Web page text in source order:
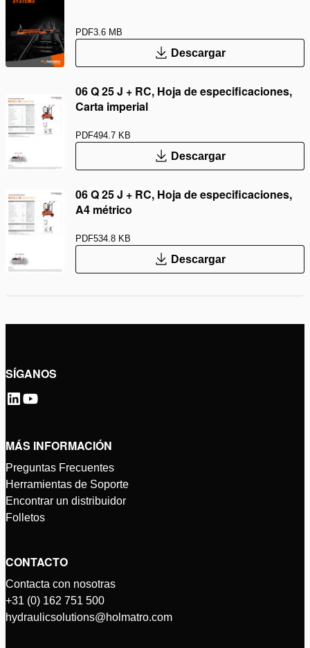
PDF3.6 MB
Descargar
06 Q 25 J + RC, Hoja de especificaciones,
Carta imperial
PDF494.7 KB
Descargar
06 Q 25 J + RC, Hoja de especificaciones,
A4 métrico
PDF534.8 KB
Descargar
SÍGANOS
MÁS INFORMACIÓN
Preguntas Frecuentes
Herramientas de Soporte
Encontrar un distribuidor
Folletos
CONTACTO
Contacta con nosotras
+31 (0) 162 751 500
hydraulicsolutions@holmatro.com